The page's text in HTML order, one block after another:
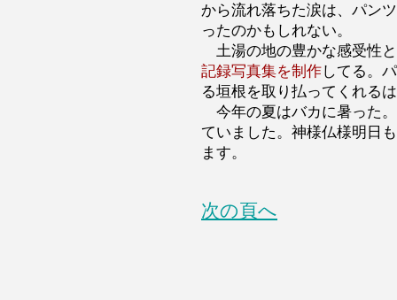
から流れ落ちた涙は、パン
ったのかもしれない。
土湯の地の豊かな感受性
記録写真集を制作してる。
る垣根を取り払ってくれる
今年の夏はバカに暑った
ていました。神様仏様明日も
ます。
次の頁へ